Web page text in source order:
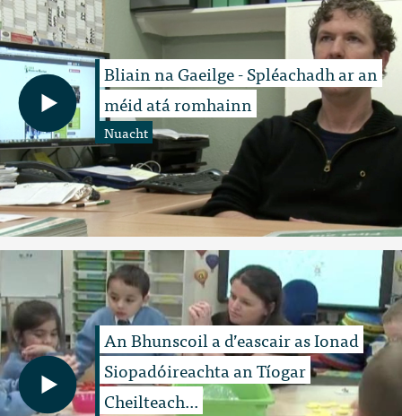
Bliain na Gaeilge - Spléachadh ar an
méid atá romhainn
Nuacht
An Bhunscoil a d’eascair as Ionad
Siopadóireachta an Tíogar
Cheilteach...